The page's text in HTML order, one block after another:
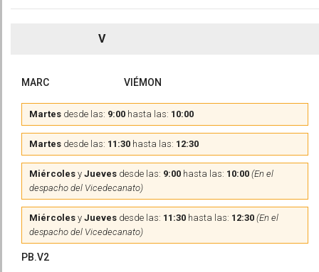
V
MARC VIÉMON
Martes desde las: 9:00 hasta las: 10:00
Martes desde las: 11:30 hasta las: 12:30
Miércoles y Jueves desde las: 9:00 hasta las: 10:00 (En el
despacho del Vicedecanato)
Miércoles y Jueves desde las: 11:30 hasta las: 12:30 (En el
despacho del Vicedecanato)
PB.V2